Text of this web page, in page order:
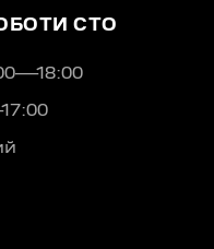
СТО